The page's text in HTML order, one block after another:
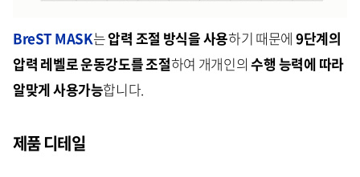
BreST MASK는압력 조절 방식을 사용하기 때문에9단계의
압력 레벨로 운동강도를 조절하여 개개인의수행 능력에 따라
알맞게 사용가능합니다.
제품 디테일